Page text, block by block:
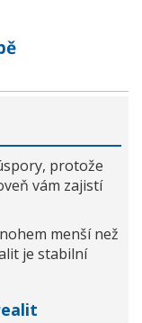
protože
vám zajistí
menší než
je stabilní